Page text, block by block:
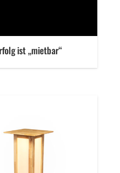
ist „mietbar“